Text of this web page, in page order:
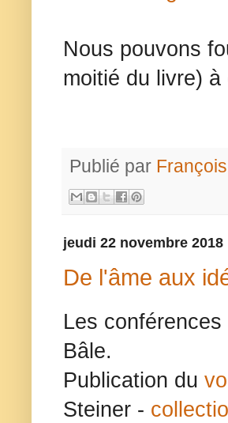
Nous pouvons
moitié du livre)
Publié par
jeudi 22 novembre 2018
De l'âme aux
Les
Bâle.
Publication du
Steiner -